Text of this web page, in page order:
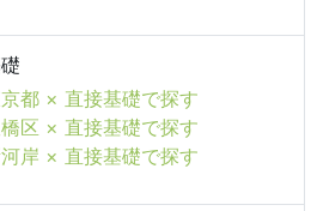
都 × 直接基礎で探す
区 × 直接基礎で探す
岸 × 直接基礎で探す